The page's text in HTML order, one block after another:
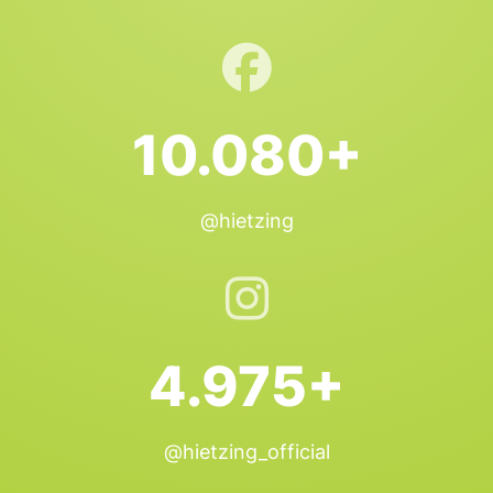
10.080+
@hietzing
4.975+
@hietzing_official